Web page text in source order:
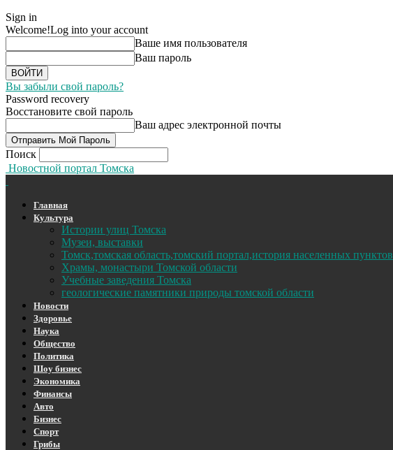
Sign in
Welcome!Log into your account
Ваше имя пользователя
Ваш пароль
Вы забыли свой пароль?
Password recovery
Восстановите свой пароль
Ваш адрес электронной почты
Поиск
Новостной портал Томска
Главная
Культура
Истории улиц Томска
Музеи, выставки
Томск,томская область,томский портал,история населенных пунктов
Храмы, монастыри Томской области
Учебные заведения Томска
геологические памятники природы томской области
Новости
Здоровье
Наука
Общество
Политика
Шоу бизнес
Экономика
Финансы
Авто
Бизнес
Спорт
Грибы